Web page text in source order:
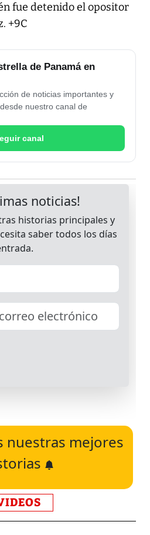
fue detenido el opositor
+9C
de Panamá en
de noticias importantes y
nuestro canal de
canal
nuestras mejores